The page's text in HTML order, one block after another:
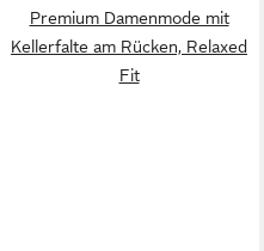
Premium Damenmode mit
Kellerfalte am Rücken, Relaxed
Fit